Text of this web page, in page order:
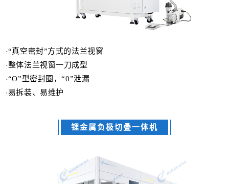
·“真空密封”方式的法兰视窗
·整体法兰视窗一刀成型
·“O”型密封圈，“0”泄漏
·易拆装、易维护
锂金属负极切叠一体机